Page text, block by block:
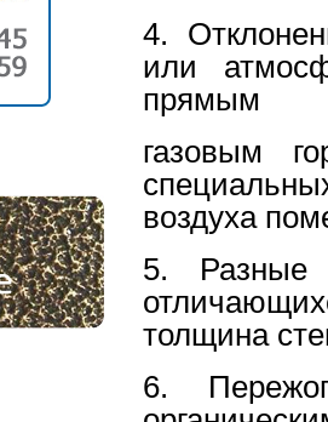
4.
или
прямым
газовым
воздуха
5. Разные
толщина
6.